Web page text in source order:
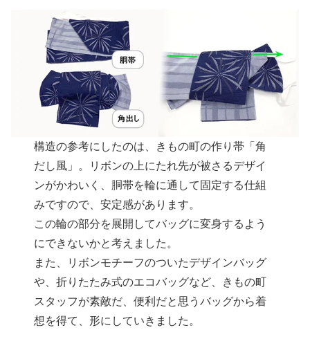
構造の参考にしたのは、きもの町の作り帯「角
だし風」。リボンの上にたれ先が被さるデザイ
ンがかわいく、胴帯を輪に通して固定する仕組
みですので、安定感があります。
この輪の部分を展開してバッグに変身するよう
にできないかと考えました。
また、リボンモチーフのついたデザインバッグ
や、折りたたみ式のエコバッグなど、きもの町
スタッフが素敵だ、便利だと思うバッグから着
想を得て、形にしていきました。